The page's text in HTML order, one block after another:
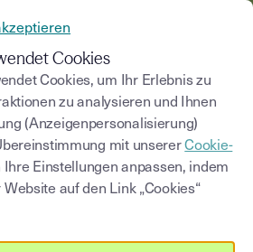
Saisissez un terme
Cookies
Cookies, um Ihr Erlebnis zu
zu analysieren und Ihnen
(Anzeigenpersonalisierung)
mit unsererCookie-
Ihre Einstellungen anpassen, indem
auf den Link „Cookies“